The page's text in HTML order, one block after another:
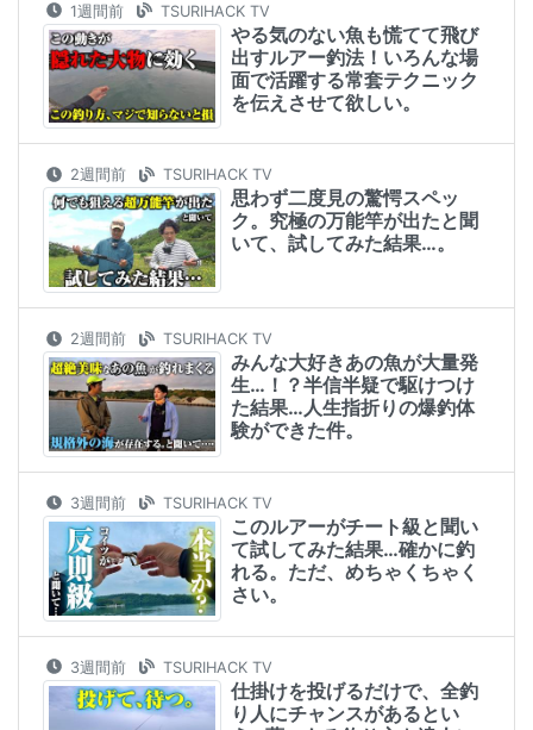
1週間前 TSURIHACK TV
やる気のない魚も慌てて飛び
出すルアー釣法！いろんな場
面で活躍する常套テクニック
を伝えさせて欲しい。
2週間前 TSURIHACK TV
思わず二度見の驚愕スペッ
ク。究極の万能竿が出たと聞
いて、試してみた結果…。
2週間前 TSURIHACK TV
みんな大好きあの魚が大量発
生…！？半信半疑で駆けつけ
た結果…人生指折りの爆釣体
験ができた件。
3週間前 TSURIHACK TV
このルアーがチート級と聞い
て試してみた結果…確かに釣
れる。ただ、めちゃくちゃく
さい。
3週間前 TSURIHACK TV
仕掛けを投げるだけで、全釣
り人にチャンスがあるとい